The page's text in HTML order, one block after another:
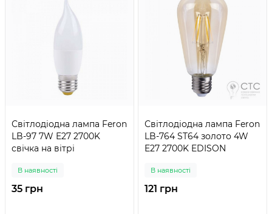
Світлодіодна лампа Feron
LB-97 7W E27 2700K
свічка на вітрі
В наявності
35 грн
Світлодіодна лампа Feron
LB-764 ST64 золото 4W
E27 2700K EDISON
В наявності
121 грн